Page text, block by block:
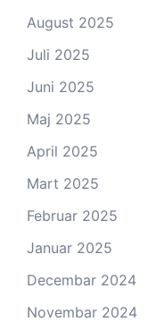
August 2025
Juli 2025
Juni 2025
Maj 2025
April 2025
Mart 2025
Februar 2025
Januar 2025
Decembar 2024
Novembar 2024